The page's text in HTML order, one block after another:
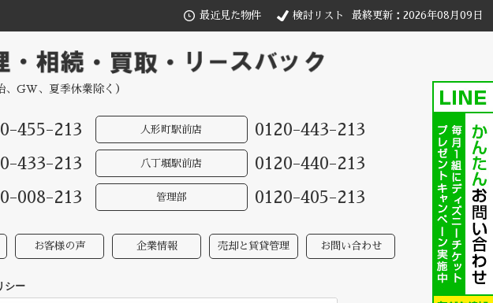
最近見た物件 検討リスト 最終更新：2026年08月09日
GW、夏季休業除く）
455-213 人形町駅前店 0120-443-213
433-213 八丁堀駅前店 0120-440-213
008-213 管理部 0120-405-213
お客様の声 企業情報 売却と賃貸管理 お問い合わせ
シー